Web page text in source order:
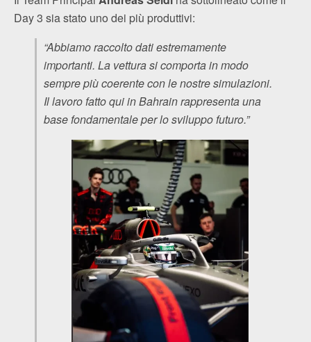
Day 3 sia stato uno dei più produttivi:
“Abbiamo raccolto dati estremamente
importanti. La vettura si comporta in modo
sempre più coerente con le nostre simulazioni.
Il lavoro fatto qui in Bahrain rappresenta una
base fondamentale per lo sviluppo futuro.”